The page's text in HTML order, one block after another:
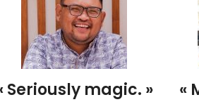
Seriously magic. » «